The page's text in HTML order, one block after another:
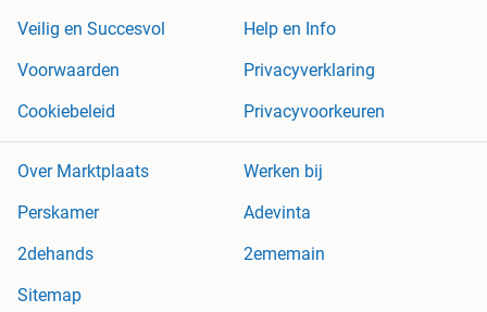
Veilig en Succesvol
Help en Info
Voorwaarden
Privacyverklaring
Cookiebeleid
Privacyvoorkeuren
Over Marktplaats
Werken bij
Perskamer
Adevinta
2dehands
2ememain
Sitemap